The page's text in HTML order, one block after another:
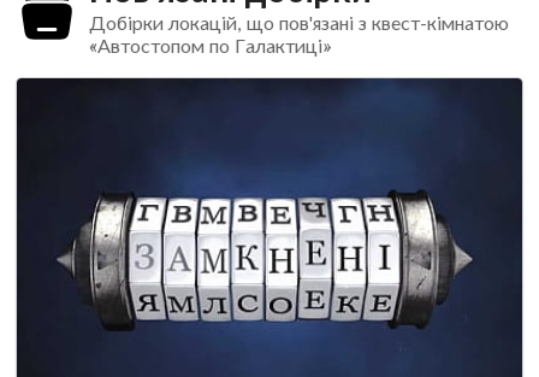
Добірки локацій, що пов'язані з квест-кімнатою
«Автостопом по Галактиці»